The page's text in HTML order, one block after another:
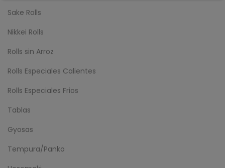
Sake Rolls
Nikkei Rolls
Rolls sin Arroz
Rolls Especiales Calientes
Rolls Especiales Frios
Tablas
Gyosas
Tempura/Panko